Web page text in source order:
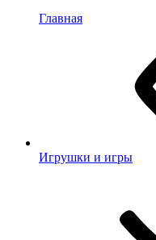
Главная
Игрушки и игры